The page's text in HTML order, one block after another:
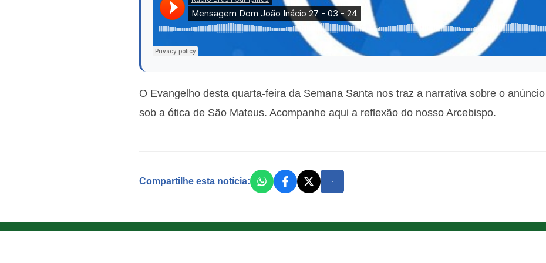
O Evangelho desta quarta-feira da Semana Santa nos traz a narrativa sobre o
sob a ótica de São Mateus. Acompanhe aqui a reflexão do nosso Arcebispo.
Compartilhe esta notícia: